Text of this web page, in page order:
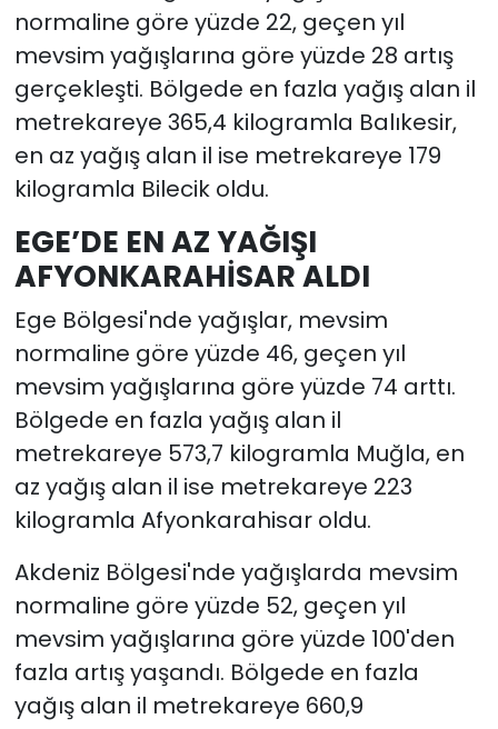
normaline göre yüzde 22, geçen yıl
mevsim yağışlarına göre yüzde 28 artış
gerçekleşti. Bölgede en fazla yağış alan il
metrekareye 365,4 kilogramla Balıkesir,
en az yağış alan il ise metrekareye 179
kilogramla Bilecik oldu.
EGE’DE EN AZ YAĞIŞI
AFYONKARAHİSAR ALDI
Ege Bölgesi'nde yağışlar, mevsim
normaline göre yüzde 46, geçen yıl
mevsim yağışlarına göre yüzde 74 arttı.
Bölgede en fazla yağış alan il
metrekareye 573,7 kilogramla Muğla, en
az yağış alan il ise metrekareye 223
kilogramla Afyonkarahisar oldu.
Akdeniz Bölgesi'nde yağışlarda mevsim
normaline göre yüzde 52, geçen yıl
mevsim yağışlarına göre yüzde 100'den
fazla artış yaşandı. Bölgede en fazla
yağış alan il metrekareye 660,9